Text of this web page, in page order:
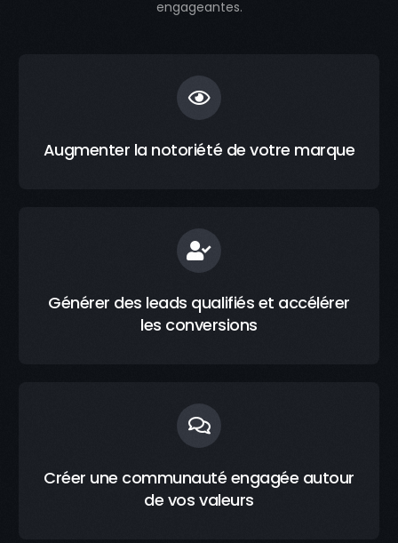
engageantes.
Augmenter la notoriété de votre marque
Générer des leads qualifiés et accélérer
les conversions
Créer une communauté engagée autour
de vos valeurs